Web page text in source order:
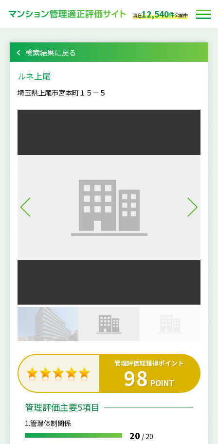
現在12,540件公開中
検索結果に戻る
ルネ上尾
埼玉県上尾市宮本町１５－５
管理評価総獲得ポイント
98 POINT
管理評価主要5項目
1.管理体制関係
20 /20